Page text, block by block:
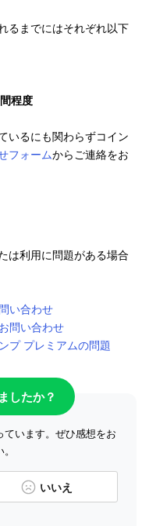
るまでにはそれぞれ以下
程度
いるにも関わらずコイン
フォームからご連絡をお
は利用に問題がある場合
い合わせ
問い合わせ
プ プレミアムの問題
したか？
います。ぜひ感想をお
いいえ